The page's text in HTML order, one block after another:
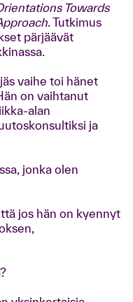
Towards
. Tutkimus
pärjäävät
vaihe toi hänet
on vaihtanut
alan
ja
jonka olen
jos hän on kyennyt